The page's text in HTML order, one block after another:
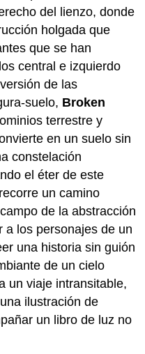
del lienzo, donde
holgada que
que se han
central e izquierdo
de las
suelo, Broken
terrestre y
en un suelo sin
constelación
el éter de este
un camino
de la abstracción
a los personajes de un
una historia sin guión
de un cielo
un viaje intransitable,
ilustración de
un libro de luz no